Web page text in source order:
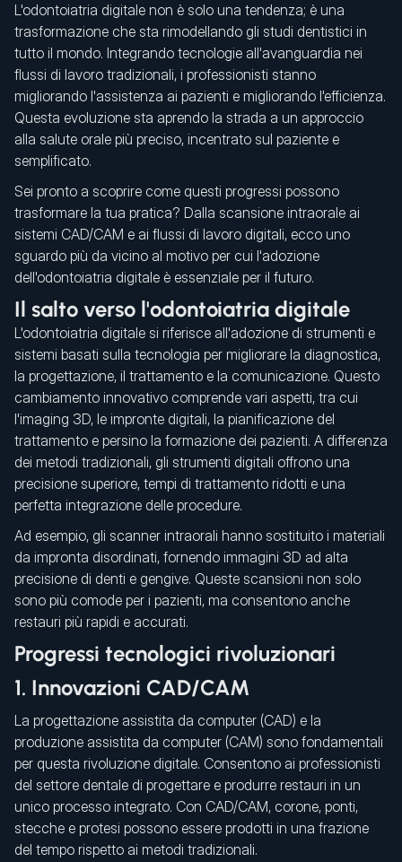
L'odontoiatria digitale non è solo una tendenza; è una
trasformazione che sta rimodellando gli studi dentistici in
tutto il mondo. Integrando tecnologie all'avanguardia nei
flussi di lavoro tradizionali, i professionisti stanno
migliorando l'assistenza ai pazienti e migliorando l'efficienza.
Questa evoluzione sta aprendo la strada a un approccio
alla salute orale più preciso, incentrato sul paziente e
semplificato.
Sei pronto a scoprire come questi progressi possono
trasformare la tua pratica? Dalla scansione intraorale ai
sistemi CAD/CAM e ai flussi di lavoro digitali, ecco uno
sguardo più da vicino al motivo per cui l'adozione
dell'odontoiatria digitale è essenziale per il futuro.
Il salto verso l'odontoiatria digitale
L'odontoiatria digitale si riferisce all'adozione di strumenti e
sistemi basati sulla tecnologia per migliorare la diagnostica,
la progettazione, il trattamento e la comunicazione. Questo
cambiamento innovativo comprende vari aspetti, tra cui
l'imaging 3D, le impronte digitali, la pianificazione del
trattamento e persino la formazione dei pazienti. A differenza
dei metodi tradizionali, gli strumenti digitali offrono una
precisione superiore, tempi di trattamento ridotti e una
perfetta integrazione delle procedure.
Ad esempio, gli scanner intraorali hanno sostituito i materiali
da impronta disordinati, fornendo immagini 3D ad alta
precisione di denti e gengive. Queste scansioni non solo
sono più comode per i pazienti, ma consentono anche
restauri più rapidi e accurati.
Progressi tecnologici rivoluzionari
1. Innovazioni CAD/CAM
La progettazione assistita da computer (CAD) e la
produzione assistita da computer (CAM) sono fondamentali
per questa rivoluzione digitale. Consentono ai professionisti
del settore dentale di progettare e produrre restauri in un
unico processo integrato. Con CAD/CAM, corone, ponti,
stecche e protesi possono essere prodotti in una frazione
del tempo rispetto ai metodi tradizionali.